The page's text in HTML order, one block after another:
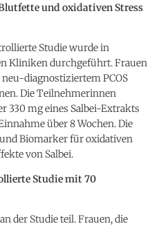
und oxidativen Stress
Studie wurde in
Kliniken durchgeführt. Frauen
diagnostiziertem PCOS
Die Teilnehmerinnen
330 mg eines Salbei-Extrakts
über 8 Wochen. Die
Biomarker für oxidativen
von Salbei.
Studie mit 70
der Studie teil. Frauen, die